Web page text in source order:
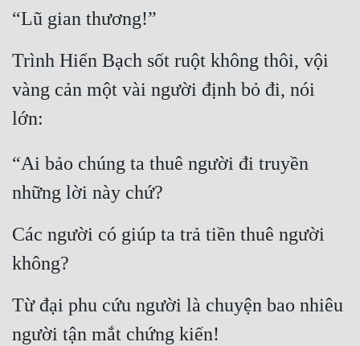
“Lũ gian thương!”
Trình Hiển Bạch sốt ruột không thôi, vội
vàng cản một vài người định bỏ đi, nói
lớn:
“Ai bảo chúng ta thuê người đi truyền
những lời này chứ?
Các người có giúp ta trả tiền thuê người
không?
Từ đại phu cứu người là chuyện bao nhiêu
người tận mắt chứng kiến!